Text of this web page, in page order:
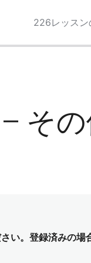
226レッスン
そ
い。登録済みの場